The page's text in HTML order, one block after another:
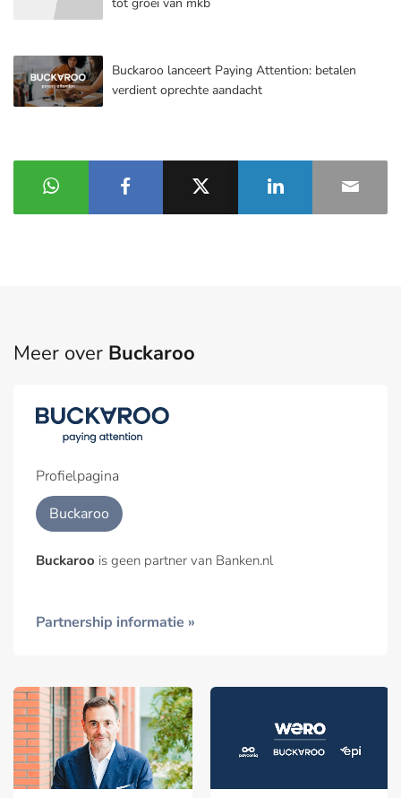
Buckaroo lanceert Paying Attention: betalen
verdient oprechte aandacht
Meer over Buckaroo
Profielpagina
Buckaroo
Buckaroo is geen partner van Banken.nl
Partnership informatie »